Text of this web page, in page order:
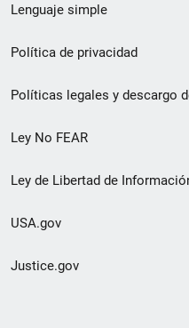
de
pie
de
página
Lenguaje simple
Política de privacidad
Políticas legales y descargo
Ley No FEAR
Ley de Libertad de
USA.gov
Justice.gov